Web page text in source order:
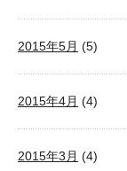
2015年5月 (5)
2015年4月 (4)
2015年3月 (4)